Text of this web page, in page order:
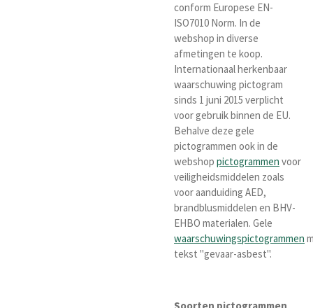
conform Europese EN-
ISO7010 Norm. In de
webshop in diverse
afmetingen te koop.
Internationaal herkenbaar
waarschuwing pictogram
sinds 1 juni 2015 verplicht
voor gebruik binnen de EU.
Behalve deze gele
pictogrammen ook in de
webshop pictogrammen voor
veiligheidsmiddelen zoals
voor aanduiding AED,
brandblusmiddelen en BHV-
EHBO materialen. Gele
waarschuwingspictogrammen
tekst "gevaar-asbest".